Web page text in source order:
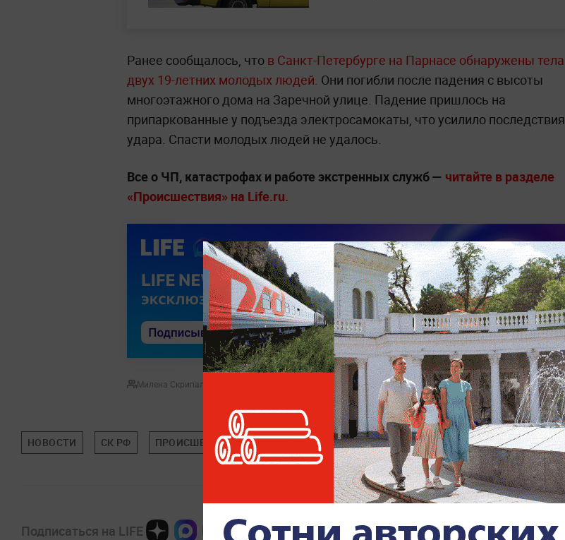
Ранее сообщалось, что в Санкт-Петербурге на Парнасе обнаружены тела
двух 19-летних молодых людей. Они погибли после падения с высоты
многоэтажного дома на Заречной улице. Падение пришлось на
припаркованные у подъезда электросамокаты, что усилило последствия
удара. Спасти молодых людей не удалось.
Все о ЧП, катастрофах и работе экстренных служб — читайте в разделе
«Происшествия» на Life.ru.
Милена Скрипальщикова
НОВОСТИ СК РФ ПРОИСШЕСТВИЯ ТВЕРСКАЯ ОБЛАСТЬ
Подписаться на LIFE